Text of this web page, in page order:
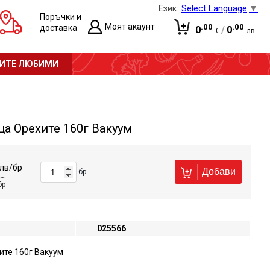
Език: Select Language ▼
Поръчки и
доставка
Моят акаунт
Регистрация
0.00 € / 0.00 лв
Количката е празна!
ЛЮБИМИ
Орехите 160г Вакуум
лв/бр бр Добави
025566
160г Вакуум